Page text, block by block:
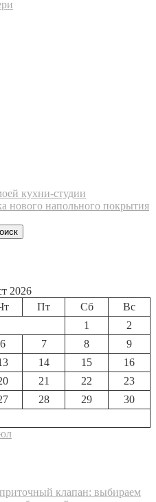
кухни-студии
нового напольного покрытия
2026
Пт Сб
Вс
1
2
6 7 8
9
14 15
16
21 22
23
28 29
30
клапан: выбираем